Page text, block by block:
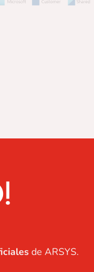
de ARSYS.